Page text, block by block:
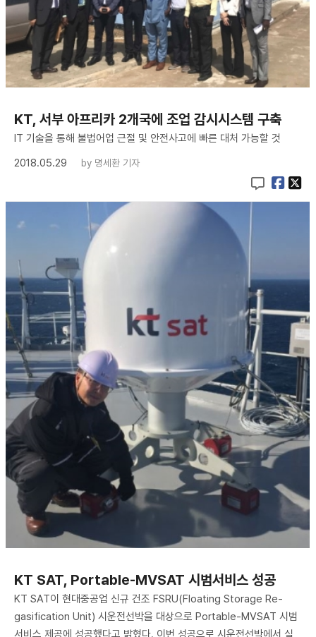
KT, 서부 아프리카 2개국에 조업 감시시스템 구축
IT 기술을 통해 불법어업 근절 및 안전사고에 빠른 대처 가능할 것
2018.05.29
by 명세환 기자
KT SAT, Portable-MVSAT 시범서비스 성공
KT SAT이 현대중공업 신규 건조 FSRU(Floating Storage Re-
gasification Unit) 시운전선박을 대상으로 Portable-MVSAT 시범
서비스 제공에 성공했다고 밝혔다. 이번 성공으로 시운전선박에서 실